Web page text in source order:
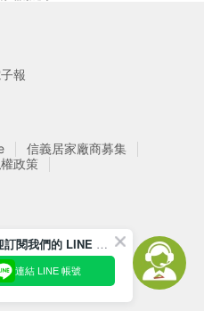
報
信義居家廠商募集
政策
租屋
實價登錄
歡迎訂閱我們的 LINE 官方帳號
連結 LINE 帳號